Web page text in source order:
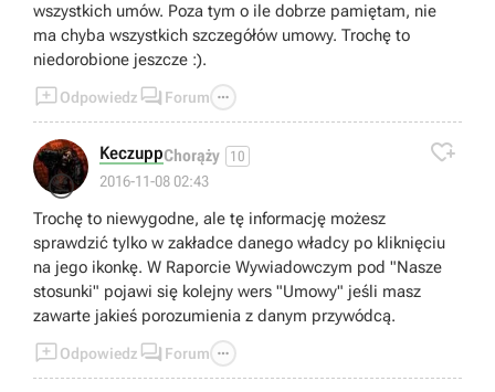
wszystkich umów. Poza tym o ile dobrze pamiętam, nie
ma chyba wszystkich szczegółów umowy. Trochę to
niedorobione jeszcze :).
Odpowiedz  Forum 
😐
KeczuppChorąży 10
2016-11-08 02:43

Trochę to niewygodne, ale tę informację możesz
sprawdzić tylko w zakładce danego władcy po kliknięciu
na jego ikonkę. W Raporcie Wywiadowczym pod "Nasze
stosunki" pojawi się kolejny wers "Umowy" jeśli masz
zawarte jakieś porozumienia z danym przywódcą.
Odpowiedz  Forum 